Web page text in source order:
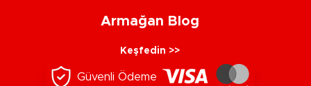
Armağan Blog
Keşfedin >>
Güvenli Ödeme